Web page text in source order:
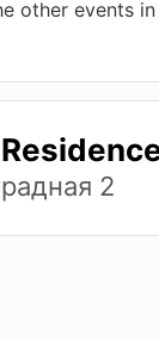
other events
2